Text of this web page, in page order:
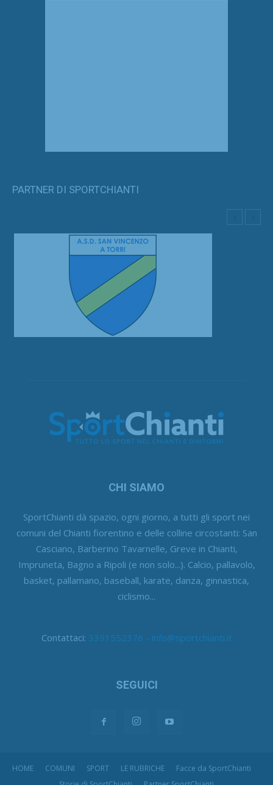
PARTNER DI SPORTCHIANTI
CHI SIAMO
SportChianti dà spazio, ogni giorno, a tutti gli sport nei
comuni del Chianti fiorentino e delle colline circostanti: San
Casciano, Barberino Tavarnelle, Greve in Chianti,
Impruneta, Bagno a Ripoli (e non solo...). Calcio, pallavolo,
basket, pallamano, baseball, karate, danza, ginnastica,
ciclismo...
Contattaci: 3391552376 - info@sportchianti.it
SEGUICI
HOME COMUNI SPORT LE RUBRICHE
Facce da SportChianti